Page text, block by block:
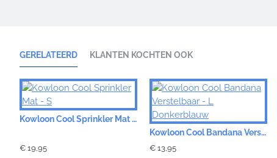
GERELATEERD KLANTEN KOCHTEN OOK
Kowloon Cool Sprinkler Mat - S
€ 19,95
Kowloon Cool Bandana Verstelbaar - L Donkerblauw
€ 13,95